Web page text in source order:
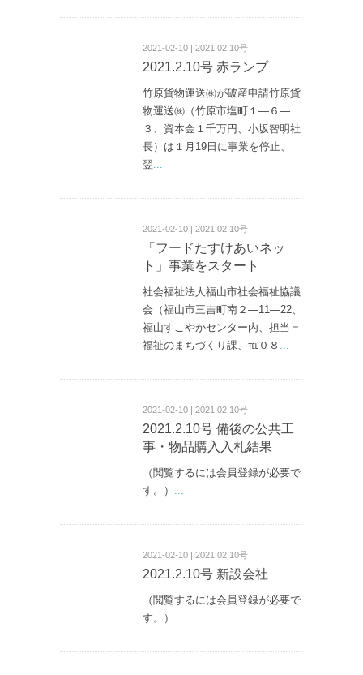
2021-02-10 | 2021.02.10号
2021.2.10号 赤ランプ
竹原貨物運送㈱が破産申請竹原貨
物運送㈱（竹原市塩町１—６—
３、資本金１千万円、小坂智明社
長）は１月19日に事業を停止、
翌
2021-02-10 | 2021.02.10号
「フードたすけあいネッ
ト」事業をスタート
社会福祉法人福山市社会福祉協議
会（福山市三吉町南２—11—22、
福山すこやかセンター内、担当＝
福祉のまちづくり課、℡０８
2021-02-10 | 2021.02.10号
2021.2.10号 備後の公共工
事・物品購入入札結果
（閲覧するには会員登録が必要で
す。）
2021-02-10 | 2021.02.10号
2021.2.10号 新設会社
（閲覧するには会員登録が必要で
す。）